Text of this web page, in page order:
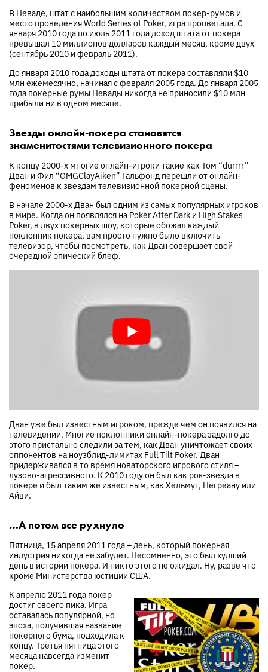
В Неваде, штат с наибольшим количеством покер-румов и
место проведения World Series of Poker, игра процветала. С
января 2010 года по июль 2011 года доход штата от покера
превышал 10 миллионов долларов каждый месяц, кроме двух
(сентябрь 2010 и февраль 2011).
До января 2010 года доходы штата от покера составляли $10
млн ежемесячно, начиная с февраля 2005 года. До января 2005
года покерные румы Невады никогда не приносили $10 млн
прибыли ни в одном месяце.
Звезды онлайн-покера становятся
знаменитостями телевизионного покера
К концу 2000-х многие онлайн-игроки такие как Том “durrrr”
Дван и Фил “OMGClayAiken” Гальфонд перешли от онлайн-
феноменов к звездам телевизионной покерной сцены.
В начале 2000-х Дван был одним из самых популярных игроков
в мире. Когда он появлялся на Poker After Dark и High Stakes
Poker, в двух покерных шоу, которые обожал каждый
поклонник покера, вам просто нужно было включить
телевизор, чтобы посмотреть, как Дван совершает свой
очередной эпический блеф.
Дван уже был известным игроком, прежде чем он появился на
телевидении. Многие поклонники онлайн-покера задолго до
этого пристально следили за тем, как Дван уничтожает своих
оппонентов на ноузблид-лимитах Full Tilt Poker. Дван
придерживался в то время новаторского игрового стиля –
лузово-агрессивного. К 2010 году он был как рок-звезда в
покере и был таким же известным, как Хельмут, Негреану или
Айви.
…А потом все рухнуло
Пятница, 15 апреля 2011 года – день, который покерная
индустрия никогда не забудет. Несомненно, это был худший
день в истории покера. И никто этого не ожидал. Ну, разве что
кроме Министерства юстиции США.
К апрелю 2011 года покер
достиг своего пика. Игра
оставалась популярной, но
эпоха, получившая название
покерного бума, подходила к
концу. Третья пятница этого
месяца навсегда изменит
покер.